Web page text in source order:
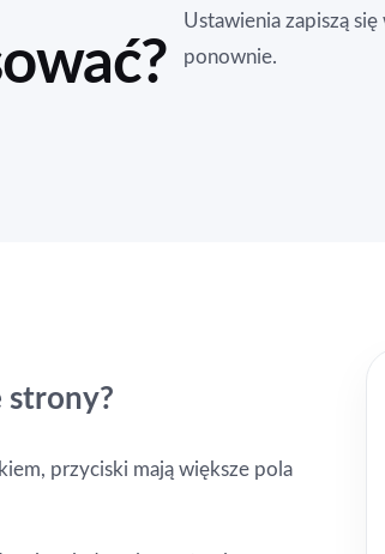
Ustawienia zapiszą
ponownie.
strony?
przyciski mają większe pola